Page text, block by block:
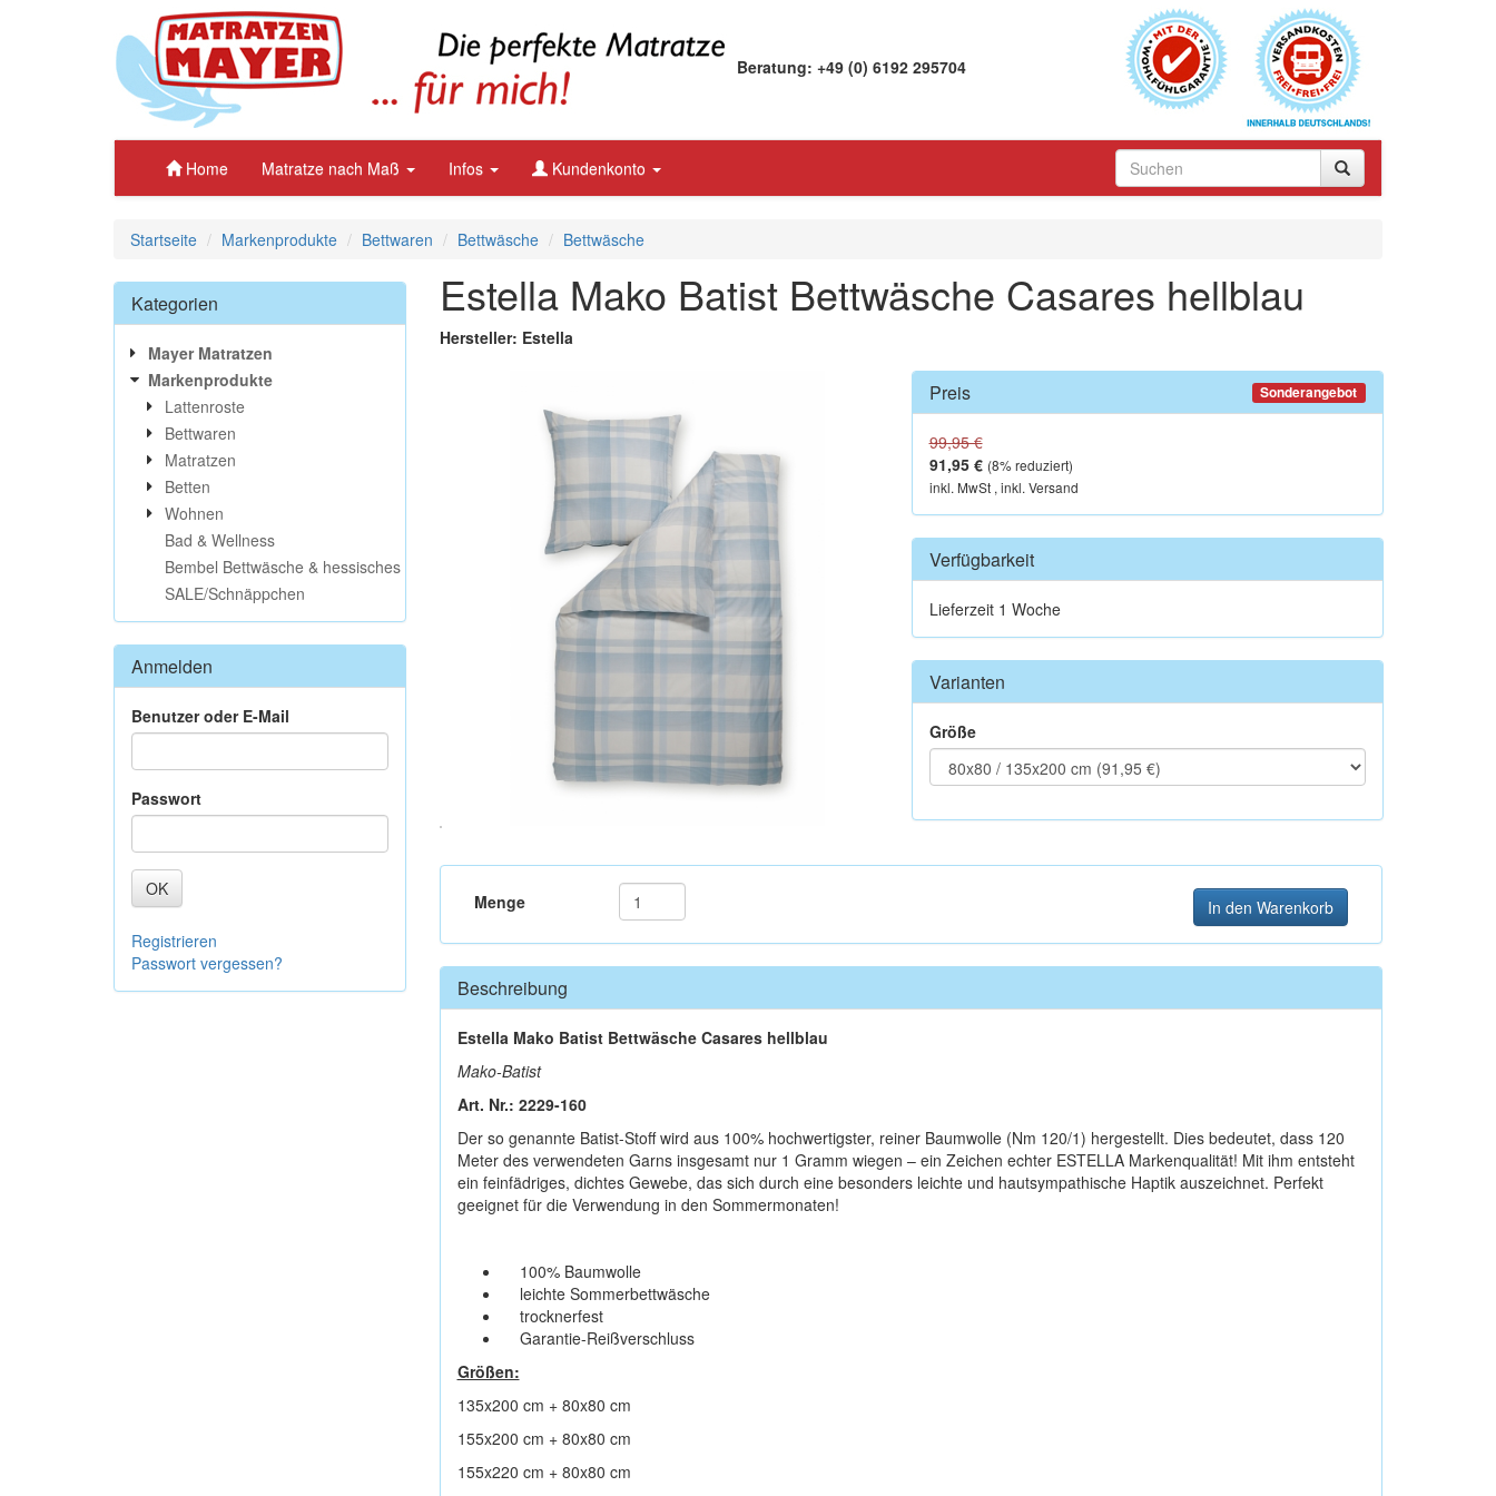
Beratung: +49 (0) 6192 295704
Home Matratze nach Maß Infos Kundenkonto
Startseite Markenprodukte Bettwaren Bettwäsche Bettwäsche
Estella Mako Batist Bettwäsche Casares hellblau
Hersteller: Estella
Preis Sonderangebot
99,95 €
91,95 € (8% reduziert)
inkl. MwSt , inkl. Versand
Verfügbarkeit
Lieferzeit 1 Woche
Varianten
Größe
Menge In den Warenkorb
Beschreibung
Estella Mako Batist Bettwäsche Casares hellblau
Mako-Batist
Art. Nr.: 2229-160
Der so genannte Batist-Stoff wird aus 100% hochwertigster, reiner Baumwolle (Nm 120/1) hergestellt. Dies bedeutet, dass 120
Meter des verwendeten Garns insgesamt nur 1 Gramm wiegen – ein Zeichen echter ESTELLA Markenqualität! Mit ihm entsteht
ein feinfädriges, dichtes Gewebe, das sich durch eine besonders leichte und hautsympathische Haptik auszeichnet. Perfekt
geeignet für die Verwendung in den Sommermonaten!
100% Baumwolle
leichte Sommerbettwäsche
trocknerfest
Garantie-Reißverschluss
Größen:
135x200 cm + 80x80 cm
155x200 cm + 80x80 cm
155x220 cm + 80x80 cm
Kategorien
Mayer Matratzen
Markenprodukte
Lattenroste
Bettwaren
Matratzen
Betten
Wohnen
Bad & Wellness
Bembel Bettwäsche & hessisches
SALE/Schnäppchen
Anmelden
Benutzer oder E-Mail
Passwort
OK
Registrieren
Passwort vergessen?